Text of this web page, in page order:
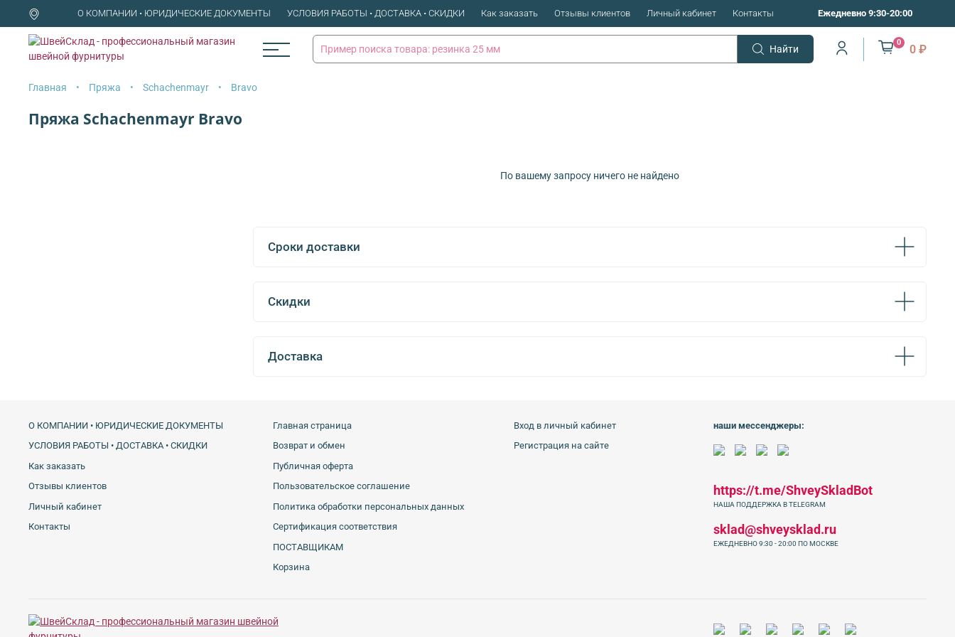
О КОМПАНИИ • ЮРИДИЧЕСКИЕ ДОКУМЕНТЫ УСЛОВИЯ РАБОТЫ • ДОСТАВКА • СКИДКИ Как заказать Отзывы клиентов Личный кабинет Контакты Ежедневно 9:30-20:00
Найти
0
0 ₽
Главная Пряжа Schachenmayr Bravo
Пряжа Schachenmayr Bravo
По вашему запросу ничего не найдено
Сроки доставки
Скидки
Доставка
О КОМПАНИИ • ЮРИДИЧЕСКИЕ ДОКУМЕНТЫ
УСЛОВИЯ РАБОТЫ • ДОСТАВКА • СКИДКИ
Как заказать
Отзывы клиентов
Личный кабинет
Контакты
Главная страница
Возврат и обмен
Публичная оферта
Пользовательское соглашение
Политика обработки персональных данных
Сертификация соответствия
ПОСТАВЩИКАМ
Корзина
Вход в личный кабинет
Регистрация на сайте
наши мессенджеры:
https://t.me/ShveySkladBot
НАША ПОДДЕРЖКА В TELEGRAM
sklad@shveysklad.ru
ЕЖЕДНЕВНО 9:30 - 20:00 ПО МОСКВЕ